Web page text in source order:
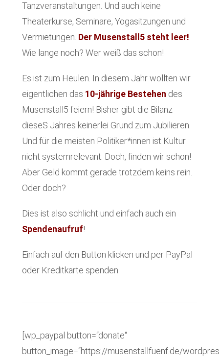
Tanzveranstaltungen. Und auch keine
Theaterkurse, Seminare, Yogasitzungen und
Vermietungen. Der Musenstall5 steht leer!
Wie lange noch? Wer weiß das schon!
Es ist zum Heulen. In diesem Jahr wollten wir
eigentlichen das 10-jährige Bestehen des
Musenstall5 feiern! Bisher gibt die Bilanz
dieseS Jahres keinerlei Grund zum Jubilieren.
Und für die meisten Politiker*innen ist Kultur
nicht systemrelevant. Doch, finden wir schon!
Aber Geld kommt gerade trotzdem keins rein.
Oder doch?
Dies ist also schlicht und einfach auch ein
Spendenaufruf!
Einfach auf den Button klicken und per PayPal
oder Kreditkarte spenden.
[wp_paypal button=“donate“
button_image=“https://musenstallfuenf.de/